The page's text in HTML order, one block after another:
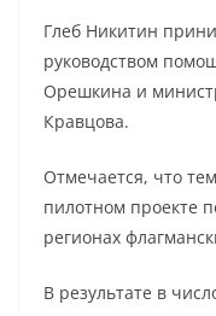
Глеб Никитин
руководством
Орешкина и
Кравцова.
Отмечается, что
пилотном проекте
регионах
В результате в